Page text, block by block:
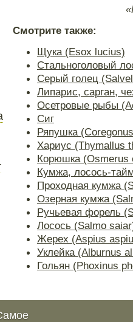
Смотрите также:
Щука (Esox lucius)
Стальноголовый
Серый голец
Липарис, сарган,
Осетровые рыбы
Сиг
Ряпушка
Хариус (Thymallus
Корюшка (Osmerus
Кумжа, лосось-
Проходная кумжа
Озерная кумжа
Ручьевая форель
Лосось (Salmo
Жерех (Aspius
Уклейка (Alburnus
Гольян (Phoxinus